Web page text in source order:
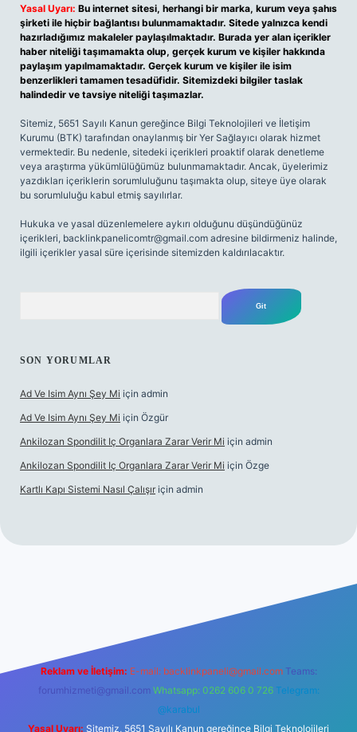
Yasal Uyarı: Bu internet sitesi, herhangi bir marka, kurum veya şahıs
şirketi ile hiçbir bağlantısı bulunmamaktadır. Sitede yalnızca kendi
hazırladığımız makaleler paylaşılmaktadır. Burada yer alan içerikler
haber niteliği taşımamakta olup, gerçek kurum ve kişiler hakkında
paylaşım yapılmamaktadır. Gerçek kurum ve kişiler ile isim
benzerlikleri tamamen tesadüfidir. Sitemizdeki bilgiler taslak
halindedir ve tavsiye niteliği taşımazlar.
Sitemiz, 5651 Sayılı Kanun gereğince Bilgi Teknolojileri ve İletişim
Kurumu (BTK) tarafından onaylanmış bir Yer Sağlayıcı olarak hizmet
vermektedir. Bu nedenle, sitedeki içerikleri proaktif olarak denetleme
veya araştırma yükümlülüğümüz bulunmamaktadır. Ancak, üyelerimiz
yazdıkları içeriklerin sorumluluğunu taşımakta olup, siteye üye olarak
bu sorumluluğu kabul etmiş sayılırlar.
Hukuka ve yasal düzenlemelere aykırı olduğunu düşündüğünüz
içerikleri, backlinkpanelicomtr@gmail.com adresine bildirmeniz halinde,
ilgili içerikler yasal süre içerisinde sitemizden kaldırılacaktır.
SON YORUMLAR
Ad Ve Isim Aynı Şey Mi için admin
Ad Ve Isim Aynı Şey Mi için Özgür
Ankilozan Spondilit Iç Organlara Zarar Verir Mi için admin
Ankilozan Spondilit Iç Organlara Zarar Verir Mi için Özge
Kartlı Kapı Sistemi Nasıl Çalışır için admin
Reklam ve İletişim: E-mail: backlinkpaneli@gmail.com Teams:
forumhizmeti@gmail.com Whatsapp: 0262 606 0 726 Telegram:
@karabul
Yasal Uyarı: Sitemiz, 5651 Sayılı Kanun gereğince Bilgi Teknolojileri